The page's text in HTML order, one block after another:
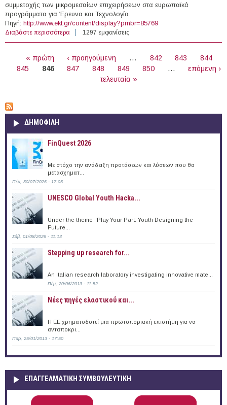
συμμετοχής των μικρομεσαίων επιχειρήσεων στα ευρωπαϊκά
προγράμματα για Έρευνα και Τεχνολογία.
Πηγή: http://www.ekt.gr/content/display?prnbr=85769
Διαβάστε περισσότερα για 15/09/2012 - Επιχειρηματικές συναντήσεις στη
Διεθνή Έκθεση MEDICA 2012 (Γερμανία)
1297 εμφανίσεις
« πρώτη ‹ προηγούμενη … 842 843
844
845
846 847 848 849 850 …
επόμενη ›
τελευταία »
ΔΗΜΟΦΙΛΗ
FinQuest 2026
Με στόχο την ανάδειξη προτάσεων και λύσεων που θα
μετασχηματ...
Πέμ, 30/07/2026 - 17:05
UNESCO Global Youth Hacka...
Under the theme "Play Your Part: Youth Designing the
Future...
Σάβ, 01/08/2026 - 11:13
Stepping up research for...
An Italian research laboratory investigating innovative mate...
Πέμ, 20/06/2013 - 11:52
Νέες πηγές ελαστικού και...
Η ΕΕ χρηματοδοτεί μια πρωτοποριακή επιστήμη για να
ανταποκρι...
Παρ, 25/01/2013 - 17:50
ΕΠΑΓΓΕΛΜΑΤΙΚΉ ΣΥΜΒΟΥΛΕΥΤΙΚΉ